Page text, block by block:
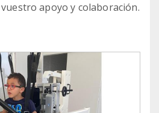
apoyo y colaboración.